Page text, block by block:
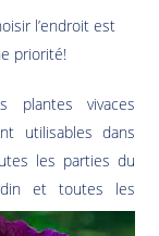
l’endroit est
priorité!
plantes vivaces
utilisables dans
les parties du
et toutes les